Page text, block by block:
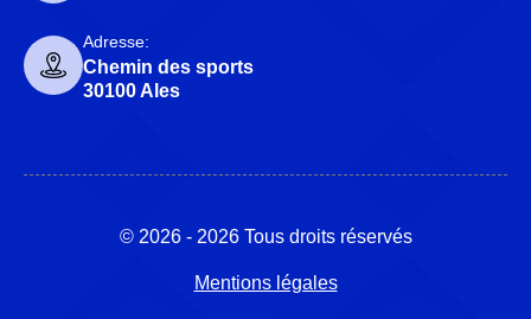
Adresse:
Chemin des sports
30100 Ales
© 2026 - 2026 Tous droits réservés
Mentions légales